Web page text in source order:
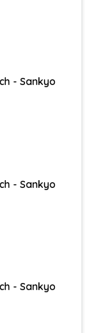
thước
điện tử (SEM)
bước mài,
mài mẫu.
các giấy
- Sankyo
- Sankyo
- Sankyo